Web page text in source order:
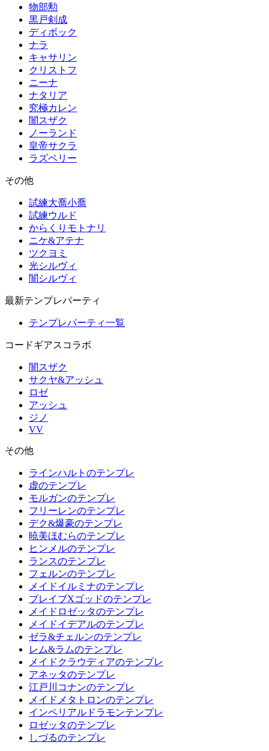
物部勲
黒戸剣成
ディボック
ナラ
キャサリン
クリストフ
ニーナ
ナタリア
究極カレン
闇スザク
ノーランド
皇帝サクラ
ラズベリー
その他
試練大喬小喬
試練ウルド
からくりモトナリ
ニケ&アテナ
ツクヨミ
光シルヴィ
闇シルヴィ
最新テンプレパーティ
テンプレパーティ一覧
コードギアスコラボ
闇スザク
サクヤ&アッシュ
ロゼ
アッシュ
ジノ
VV
その他
ラインハルトのテンプレ
虚のテンプレ
モルガンのテンプレ
フリーレンのテンプレ
デク&爆豪のテンプレ
暁美ほむらのテンプレ
ヒンメルのテンプレ
ランスのテンプレ
フェルンのテンプレ
メイドイルミナのテンプレ
ブレイブXゴッドのテンプレ
メイドロゼッタのテンプレ
メイドイデアルのテンプレ
ゼラ&チェルンのテンプレ
レム&ラムのテンプレ
メイドクラウディアのテンプレ
アネッタのテンプレ
江戸川コナンのテンプレ
メイドメタトロンのテンプレ
インペリアルドラモンテンプレ
ロゼッタのテンプレ
しづるのテンプレ